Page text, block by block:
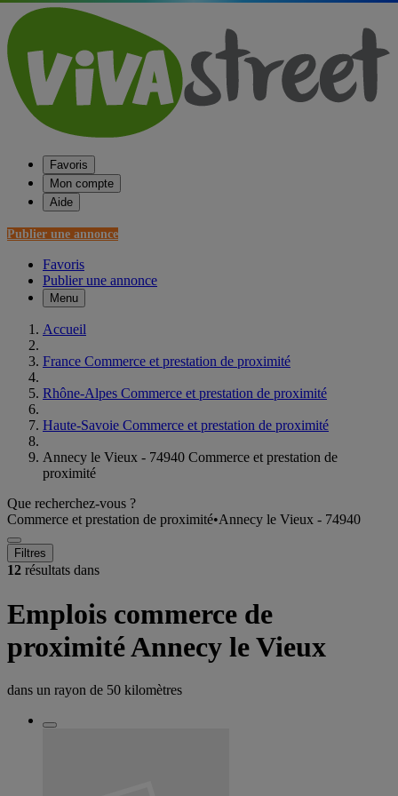
Favoris
Mon compte
Aide
Publier une annonce
Favoris
Publier une annonce
Menu
Accueil
France Commerce et prestation de proximité
Rhône-Alpes Commerce et prestation de proximité
Haute-Savoie Commerce et prestation de proximité
Annecy le Vieux - 74940 Commerce et prestation de
proximité
Que recherchez-vous ?
Commerce et prestation de proximité•Annecy le Vieux - 74940
Filtres
12 résultats dans
Emplois commerce de
proximité Annecy le Vieux
dans un rayon de 50 kilomètres